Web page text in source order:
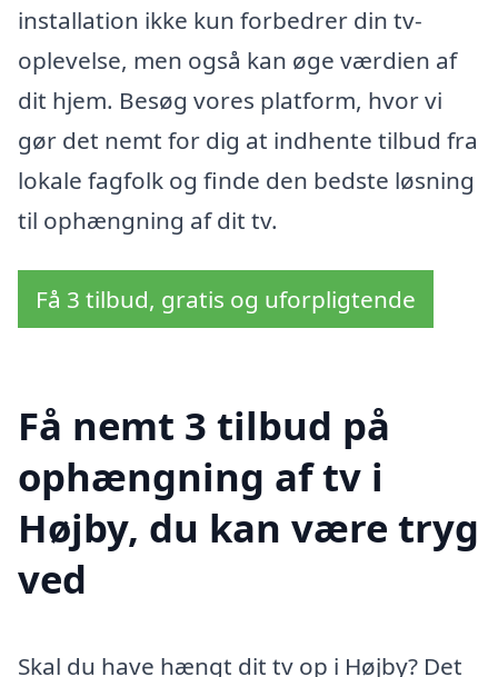
installation ikke kun forbedrer din tv-
oplevelse, men også kan øge værdien af
dit hjem. Besøg vores platform, hvor vi
gør det nemt for dig at indhente tilbud fra
lokale fagfolk og finde den bedste løsning
til ophængning af dit tv.
Få 3 tilbud, gratis og uforpligtende
Få nemt 3 tilbud på
ophængning af tv i
Højby, du kan være tryg
ved
Skal du have hængt dit tv op i Højby? Det